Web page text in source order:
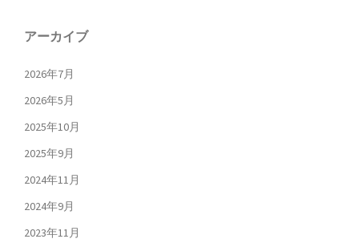
アーカイブ
2026年7月
2026年5月
2025年10月
2025年9月
2024年11月
2024年9月
2023年11月